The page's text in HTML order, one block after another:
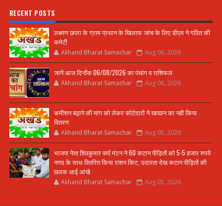
RECENT POSTS
लक्ष्मण छपरा के ग्राम प्रधान के खिलाफ जांच के लिए डीएम ने गठित की
कमेटी
Akhand Bharat Samachar Aug 06, 2026
जानें आज दिनाँक 06/08/2026 का पंचांग व राशिफल
Akhand Bharat Samachar Aug 06, 2026
कमीशन बढ़ाने की मांग को लेकर कोटेदारों ने खाद्यान का नही किया
वितरण
Akhand Bharat Samachar Aug 05, 2026
भाजपा नेता शिवकुमार वर्मा मंटन ने 60 कटान पीड़ितों को 5-5 हजार रुपये
नगद के साथ वितरित किया राशन किट, उदारता देख कटान पीड़ितों की
छलक आई आंखे
Akhand Bharat Samachar Aug 05, 2026